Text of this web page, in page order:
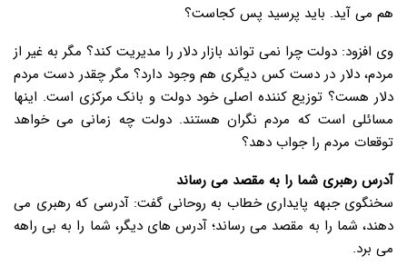
هم می آید. باید پرسید پس کجاست؟
وی افزود: دولت چرا نمی تواند بازار دلار را مدیریت کند؟ مگر به غیر از
مردم، دلار در دست کس دیگری هم وجود دارد؟ مگر چقدر دست مردم
دلار هست؟ توزیع کننده اصلی خود دولت و بانک مرکزی است. اینها
مسائلی است که مردم نگران هستند. دولت چه زمانی می خواهد
توقعات مردم را جواب دهد؟
آدرس رهبری شما را به مقصد می رساند
سخنگوی جبهه پایداری خطاب به روحانی گفت: آدرسی که رهبری می
دهند، شما را به مقصد می رساند؛ آدرس های دیگر، شما را به بی راهه
می برد.